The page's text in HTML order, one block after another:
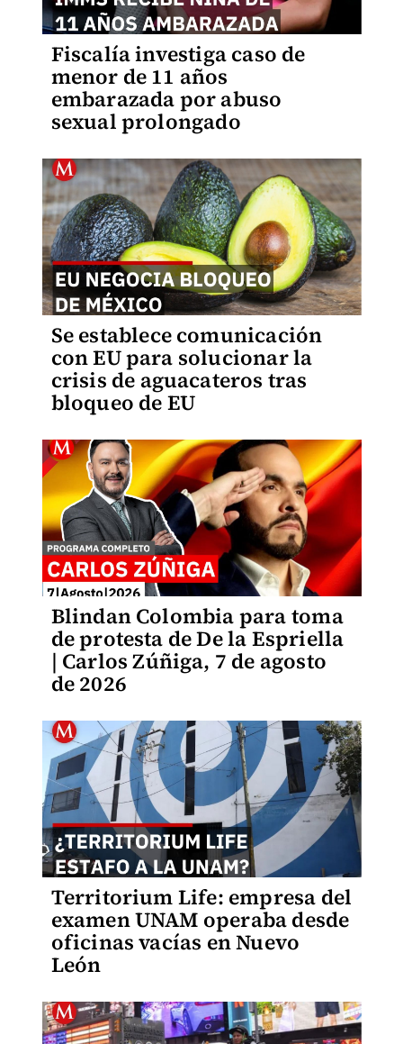
Fiscalía investiga caso de
menor de 11 años
embarazada por abuso
sexual prolongado
Se establece comunicación
con EU para solucionar la
crisis de aguacateros tras
bloqueo de EU
Blindan Colombia para toma
de protesta de De la Espriella
| Carlos Zúñiga, 7 de agosto
de 2026
Territorium Life: empresa del
examen UNAM operaba desde
oficinas vacías en Nuevo
León